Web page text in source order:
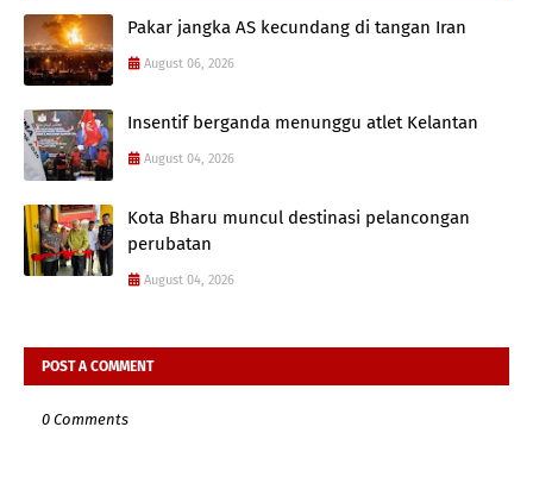
Pakar jangka AS kecundang di tangan Iran
August 06, 2026
Insentif berganda menunggu atlet Kelantan
August 04, 2026
Kota Bharu muncul destinasi pelancongan
perubatan
August 04, 2026
POST A COMMENT
0 Comments